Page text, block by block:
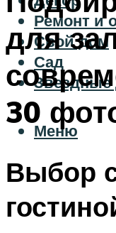
Ремонт и
Свой дом
Сад
Звездные
Меню
для
30
Выбор